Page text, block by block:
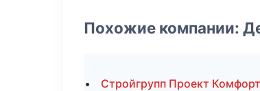
Похожие компании:
Стройгрупп Проект